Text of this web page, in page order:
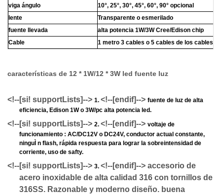
viga ángulo
10°, 25°, 30°, 45°, 60°, 90° opcional
lente
Transparente o esmerilado
fuente llevada
alta potencia 1W/3W Cree/Edison chip
Cable
1 metro 3 cables o 5 cables de los cables/6
características de 12 * 1W/12 * 3W led fuente luz
<!--[si! supportLists]--> 1. <!--[endif]--> fuente de luz de alta
eficiencia, Edison 1W o 3W/pc alta potencia led.
<!--[si! supportLists]--> 2. <!--[endif]--> voltaje de
funcionamiento : AC/DC12V o DC24V, conductor actual constante,
ninguÌ n flash, rápida respuesta para lograr la sobreintensidad de
corriente, uso de safty.
<!--[si! supportLists]--> 3. <!--[endif]--> accesorio de
acero inoxidable de alta calidad 316 con tornillos de
316SS. Razonable y moderno diseño. buena